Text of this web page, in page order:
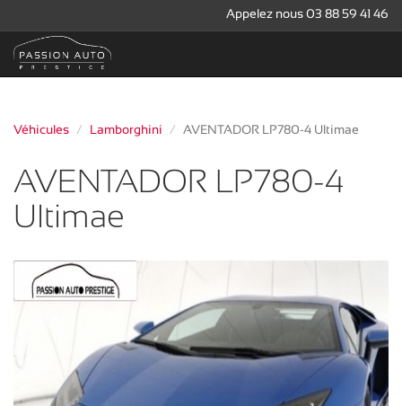
Appelez nous 03 88 59 41 46
Véhicules Lamborghini AVENTADOR LP780-4 Ultimae
AVENTADOR LP780-4
Ultimae